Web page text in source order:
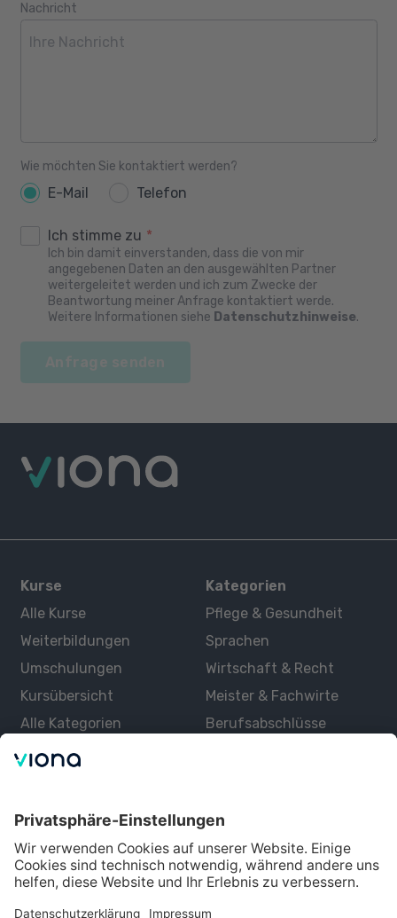
Nachricht
Wie möchten Sie kontaktiert werden?
E-Mail Telefon
Ich stimme zu *
Ich bin damit einverstanden, dass die von mir
angegebenen Daten an den ausgewählten Partner
weitergeleitet werden und ich zum Zwecke der
Beantwortung meiner Anfrage kontaktiert werde.
Weitere Informationen siehe Datenschutzhinweise.
Kurse
Alle Kurse
Weiterbildungen
Umschulungen
Kursübersicht
Alle Kategorien
Kategorien
Pflege & Gesundheit
Sprachen
Wirtschaft & Recht
Meister & Fachwirte
Berufsabschlüsse
Über uns
Lernen mit Viona
Alle Partner
Partner werden